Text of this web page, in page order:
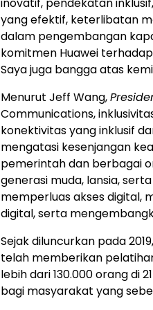
inovatif, pendekatan
yang efektif, keterlibatan
dalam pengembangan
komitmen Huawei
Saya juga bangga atas
Menurut Jeff Wang,
Communications,
konektivitas yang inklusif
mengatasi kesenjangan
pemerintah dan berbagai
generasi muda, lansia,
memperluas akses digital,
digital, serta
Sejak diluncurkan pada
telah memberikan
lebih dari 130.000 orang di
bagi masyarakat yang